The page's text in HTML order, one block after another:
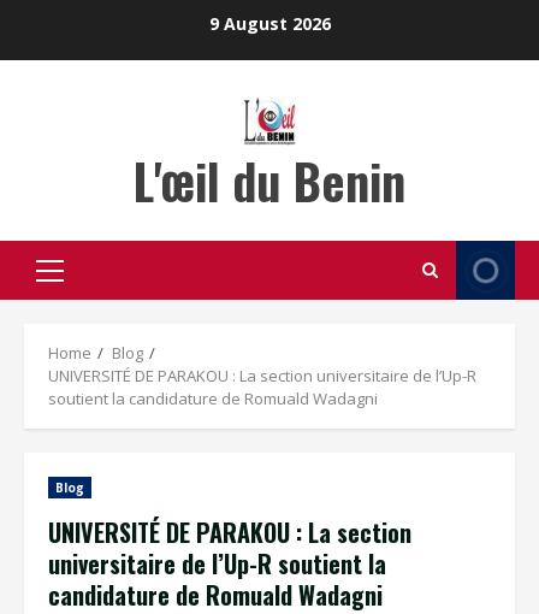
9 August 2026
L'œil du Benin
Primary
Menu
Home
Blog
UNIVERSITÉ DE PARAKOU : La section universitaire de l’Up-R
soutient la candidature de Romuald Wadagni
Blog
UNIVERSITÉ DE PARAKOU : La section
universitaire de l’Up-R soutient la
candidature de Romuald Wadagni